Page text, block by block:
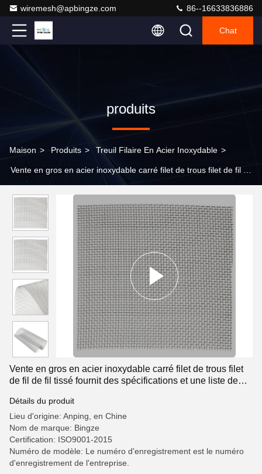
wiremesh@apbingze.com 86--16633836886
Chat
produits
Maison > Produits > Treuil Filaire En Acier Inoxydable >
Vente en gros en acier inoxydable carré filet de trous filet de fil de
Vente en gros en acier inoxydable carré filet de trous filet
de fil de fil tissé fournit des spécifications et une liste de
Détails du produit
Lieu d'origine: Anping, en Chine
Nom de marque: Bingze
Certification: ISO9001-2015
Numéro de modèle: Le numéro d'enregistrement est le numéro
d'enregistrement de l'entreprise.